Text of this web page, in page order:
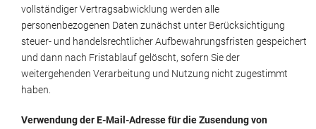
vollständiger Vertragsabwicklung werden alle
personenbezogenen Daten zunächst unter Berücksichtigung
steuer- und handelsrechtlicher Aufbewahrungsfristen gespeichert
und dann nach Fristablauf gelöscht, sofern Sie der
weitergehenden Verarbeitung und Nutzung nicht zugestimmt
haben.
Verwendung der E-Mail-Adresse für die Zusendung von